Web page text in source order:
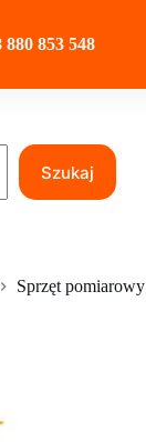
880 853 548
Szukaj
Sprzęt pomiarowy